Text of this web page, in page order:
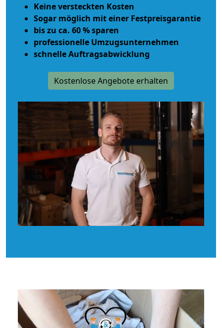
Keine versteckten Kosten
Sogar möglich mit einer Festpreisgarantie
bis zu ca. 60 % sparen
professionelle Umzugsunternehmen
schnelle Auftragsabwicklung
Kostenlose Angebote erhalten